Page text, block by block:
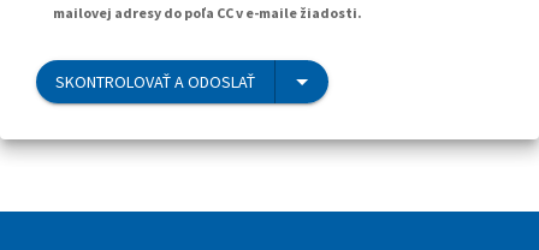
mailovej adresy do poľa CC v e-maile žiadosti.
SKONTROLOVAŤ A ODOSLAŤ